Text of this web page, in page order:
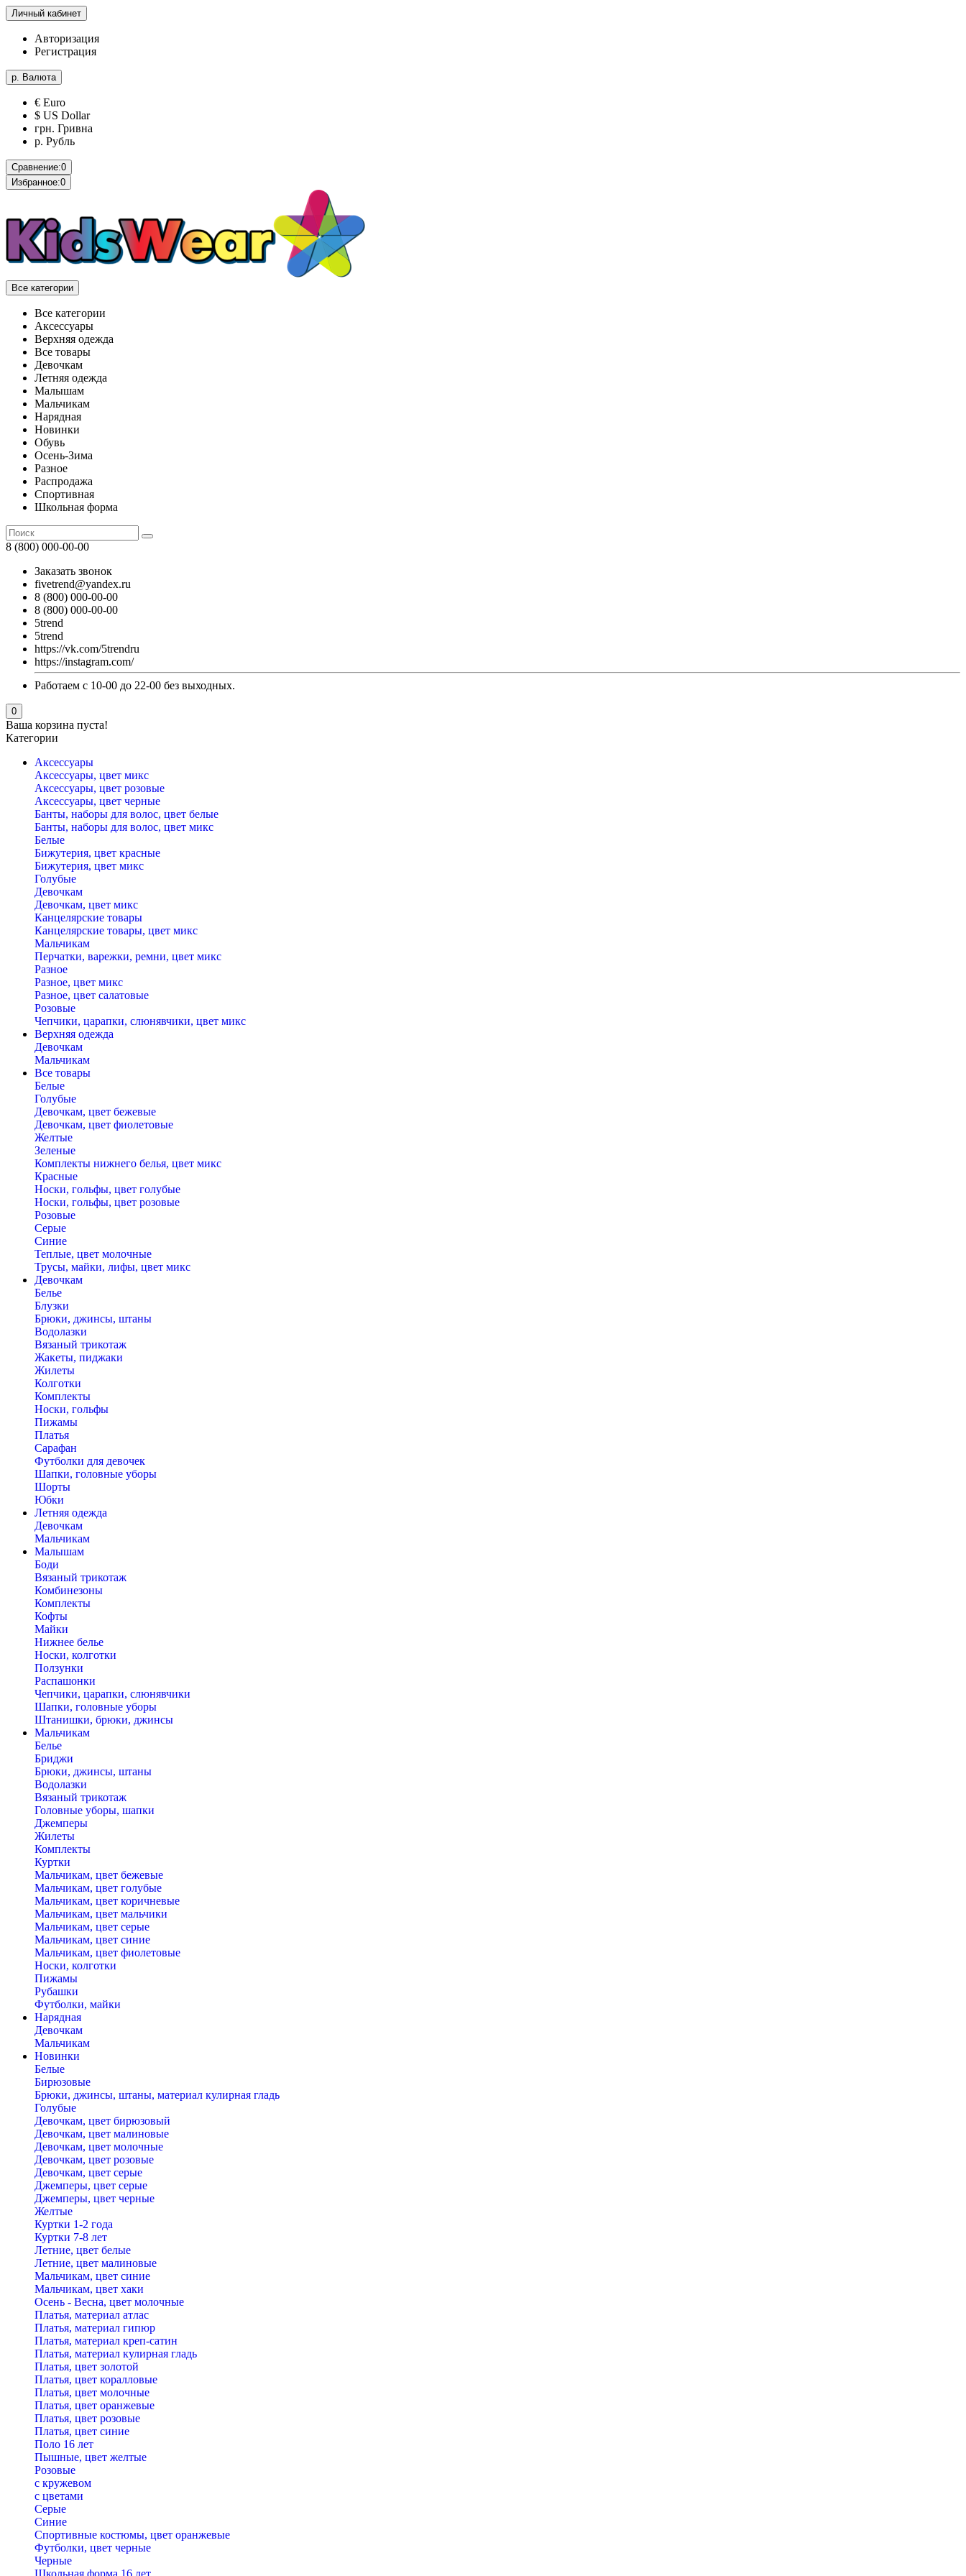
Личный кабинет
Авторизация
Регистрация
р. Валюта
€ Euro
$ US Dollar
грн. Гривна
р. Рубль
Сравнение:0
Избранное:0
Все категории
Все категории
Аксессуары
Верхняя одежда
Все товары
Девочкам
Летняя одежда
Малышам
Мальчикам
Нарядная
Новинки
Обувь
Осень-Зима
Разное
Распродажа
Спортивная
Школьная форма
8 (800) 000-00-00
Заказать звонок
fivetrend@yandex.ru
8 (800) 000-00-00
8 (800) 000-00-00
5trend
5trend
https://vk.com/5trendru
https://instagram.com/
Работаем с 10-00 до 22-00 без выходных.
0
Ваша корзина пуста!
Категории
Аксессуары
Аксессуары, цвет микс
Аксессуары, цвет розовые
Аксессуары, цвет черные
Банты, наборы для волос, цвет белые
Банты, наборы для волос, цвет микс
Белые
Бижутерия, цвет красные
Бижутерия, цвет микс
Голубые
Девочкам
Девочкам, цвет микс
Канцелярские товары
Канцелярские товары, цвет микс
Мальчикам
Перчатки, варежки, ремни, цвет микс
Разное
Разное, цвет микс
Разное, цвет салатовые
Розовые
Чепчики, царапки, слюнявчики, цвет микс
Верхняя одежда
Девочкам
Мальчикам
Все товары
Белые
Голубые
Девочкам, цвет бежевые
Девочкам, цвет фиолетовые
Желтые
Зеленые
Комплекты нижнего белья, цвет микс
Красные
Носки, гольфы, цвет голубые
Носки, гольфы, цвет розовые
Розовые
Серые
Синие
Теплые, цвет молочные
Трусы, майки, лифы, цвет микс
Девочкам
Белье
Блузки
Брюки, джинсы, штаны
Водолазки
Вязаный трикотаж
Жакеты, пиджаки
Жилеты
Колготки
Комплекты
Носки, гольфы
Пижамы
Платья
Сарафан
Футболки для девочек
Шапки, головные уборы
Шорты
Юбки
Летняя одежда
Девочкам
Мальчикам
Малышам
Боди
Вязаный трикотаж
Комбинезоны
Комплекты
Кофты
Майки
Нижнее белье
Носки, колготки
Ползунки
Распашонки
Чепчики, царапки, слюнявчики
Шапки, головные уборы
Штанишки, брюки, джинсы
Мальчикам
Белье
Бриджи
Брюки, джинсы, штаны
Водолазки
Вязаный трикотаж
Головные уборы, шапки
Джемперы
Жилеты
Комплекты
Куртки
Мальчикам, цвет бежевые
Мальчикам, цвет голубые
Мальчикам, цвет коричневые
Мальчикам, цвет мальчики
Мальчикам, цвет серые
Мальчикам, цвет синие
Мальчикам, цвет фиолетовые
Носки, колготки
Пижамы
Рубашки
Футболки, майки
Нарядная
Девочкам
Мальчикам
Новинки
Белые
Бирюзовые
Брюки, джинсы, штаны, материал кулирная гладь
Голубые
Девочкам, цвет бирюзовый
Девочкам, цвет малиновые
Девочкам, цвет молочные
Девочкам, цвет розовые
Девочкам, цвет серые
Джемперы, цвет серые
Джемперы, цвет черные
Желтые
Куртки 1-2 года
Куртки 7-8 лет
Летние, цвет белые
Летние, цвет малиновые
Мальчикам, цвет синие
Мальчикам, цвет хаки
Осень - Весна, цвет молочные
Платья, материал атлас
Платья, материал гипюр
Платья, материал креп-сатин
Платья, материал кулирная гладь
Платья, цвет золотой
Платья, цвет коралловые
Платья, цвет молочные
Платья, цвет оранжевые
Платья, цвет розовые
Платья, цвет синие
Поло 16 лет
Пышные, цвет желтые
Розовые
с кружевом
с цветами
Серые
Синие
Спортивные костюмы, цвет оранжевые
Футболки, цвет черные
Черные
Школьная форма 16 лет